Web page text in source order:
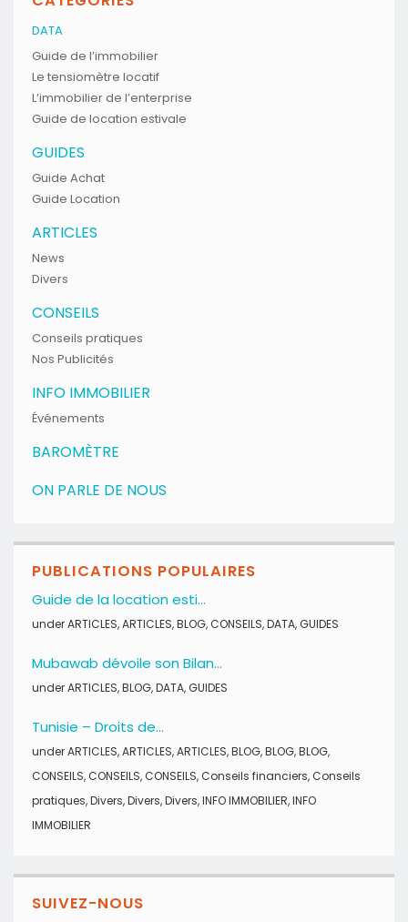
DATA
Guide de l’immobilier
Le tensiomètre locatif
L’immobilier de l’enterprise
Guide de location estivale
GUIDES
Guide Achat
Guide Location
ARTICLES
News
Divers
CONSEILS
Conseils pratiques
Nos Publicités
INFO IMMOBILIER
Événements
BAROMÈTRE
ON PARLE DE NOUS
PUBLICATIONS POPULAIRES
Guide de la location esti...
underARTICLES,ARTICLES,BLOG,CONSEILS,DATA,GUIDES
Mubawab dévoile son Bilan...
underARTICLES,BLOG,DATA,GUIDES
Tunisie – Droits de...
underARTICLES,ARTICLES,ARTICLES,BLOG,BLOG,BLOG,
CONSEILS,CONSEILS,CONSEILS,Conseils financiers,Conseils
pratiques,Divers,Divers,Divers,INFO IMMOBILIER,INFO
IMMOBILIER
SUIVEZ-NOUS